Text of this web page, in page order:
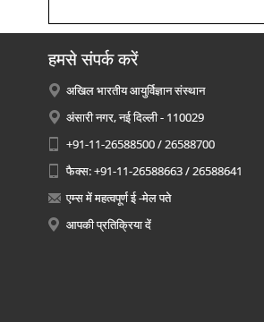
हमसे संपर्क करें
अखिल भारतीय आयुर्विज्ञान संस्थान
अंसारी नगर, नई दिल्ली - 110029
+91-11-26588500 / 26588700
फैक्स: +91-11-26588663 / 26588641
एम्स में महत्वपूर्ण ई -मेल पते
आपकी प्रतिक्रिया दें